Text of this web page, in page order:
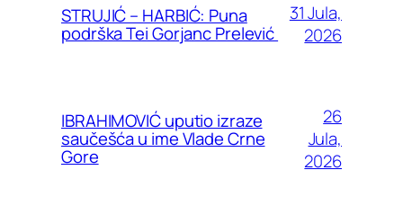
STRUJIĆ – HARBIĆ: Puna
podrška Tei Gorjanc Prelević
31 Jula,
2026
IBRAHIMOVIĆ uputio izraze
saučešća u ime Vlade Crne
Gore
26
Jula,
2026